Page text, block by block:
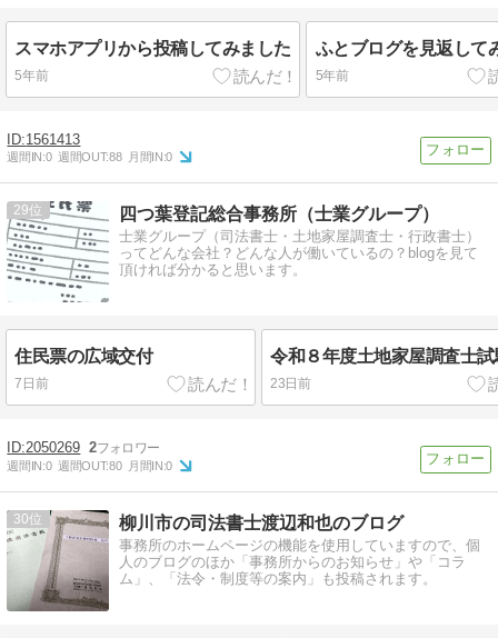
スマホアプリから投稿してみました
5年前
ふとブログを見返して
5年前
1561413
週間IN:0 週間OUT:88 月間IN:0
29 四つ葉登記総合事務所（士業グループ）
士業グループ（司法書士・土地家屋調査士・行政書士）
ってどんな会社？どんな人が働いているの？blogを見て
頂ければ分かると思います。
住民票の広域交付
7日前
令和８年度土地家屋調査士
23日前
2050269 2
週間IN:0 週間OUT:80 月間IN:0
30 柳川市の司法書士渡辺和也のブログ
事務所のホームページの機能を使用していますので、個
人のブログのほか「事務所からのお知らせ」や「コラ
ム」、「法令・制度等の案内」も投稿されます。